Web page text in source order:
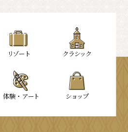
リゾート クラシック
体験・ アート ショップ